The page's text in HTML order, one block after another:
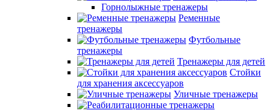
Горнолыжные тренажеры
Ременные
тренажеры
Футбольные
тренажеры
Тренажеры для детей
Стойки
для хранения аксессуаров
Уличные тренажеры